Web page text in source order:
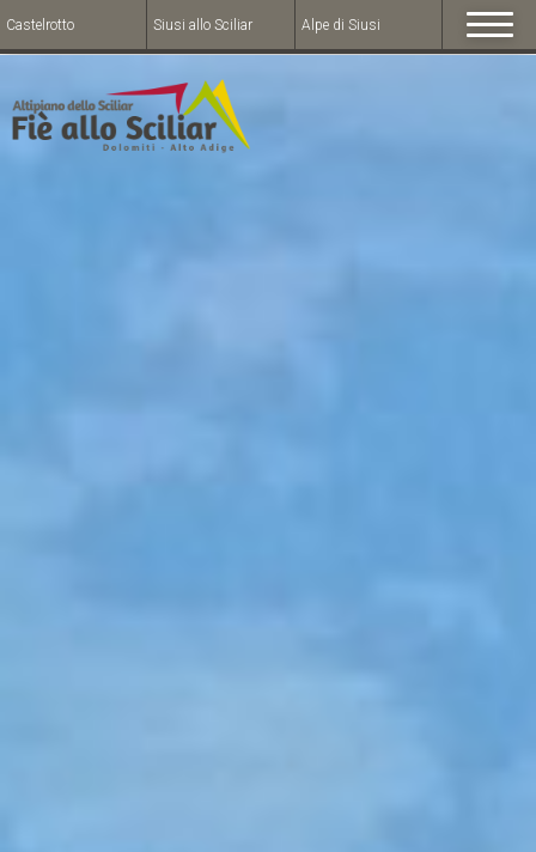
Castelrotto Siusi allo Sciliar Alpe di Siusi